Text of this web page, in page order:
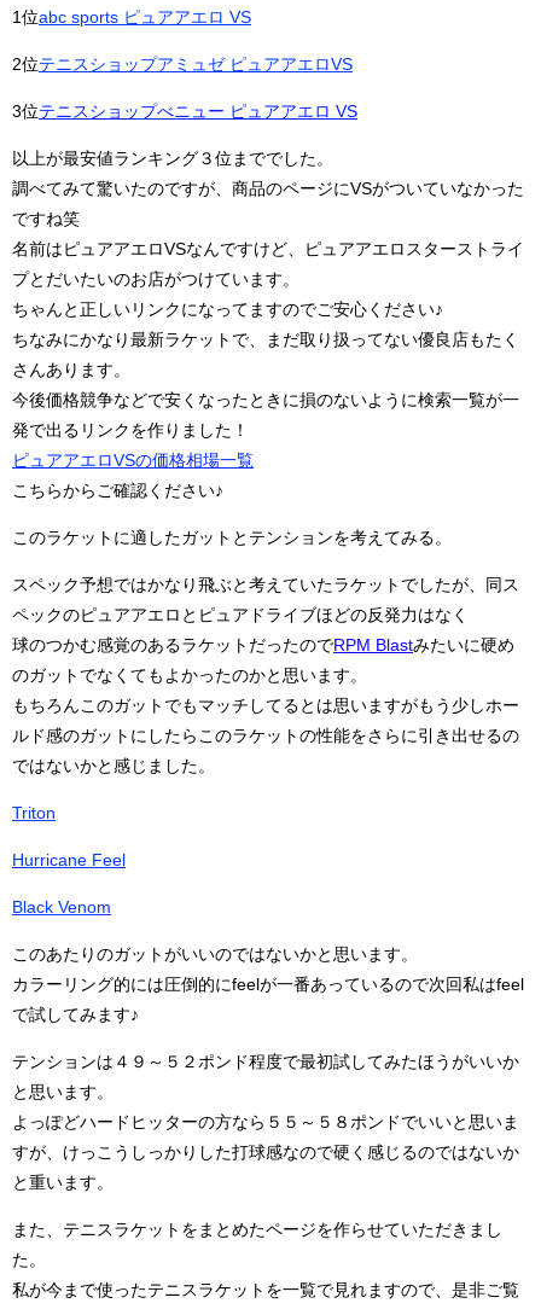
1位abc sports ピュアアエロ VS
2位テニスショップアミュゼ ピュアアエロVS
3位テニスショップべニュー ピュアアエロ VS
以上が最安値ランキング３位まででした。
調べてみて驚いたのですが、商品のページにVSがついていなかった
ですね笑
名前はピュアアエロVSなんですけど、ピュアアエロスターストライ
プとだいたいのお店がつけています。
ちゃんと正しいリンクになってますのでご安心ください♪
ちなみにかなり最新ラケットで、まだ取り扱ってない優良店もたく
さんあります。
今後価格競争などで安くなったときに損のないように検索一覧が一
発で出るリンクを作りました！
ピュアアエロVSの価格相場一覧
こちらからご確認ください♪
このラケットに適したガットとテンションを考えてみる。
スペック予想ではかなり飛ぶと考えていたラケットでしたが、同ス
ペックのピュアアエロとピュアドライブほどの反発力はなく
球のつかむ感覚のあるラケットだったのでRPM Blastみたいに硬め
のガットでなくてもよかったのかと思います。
もちろんこのガットでもマッチしてるとは思いますがもう少しホー
ルド感のガットにしたらこのラケットの性能をさらに引き出せるの
ではないかと感じました。
Triton
Hurricane Feel
Black Venom
このあたりのガットがいいのではないかと思います。
カラーリング的には圧倒的にfeelが一番あっているので次回私はfeel
で試してみます♪
テンションは４９～５２ポンド程度で最初試してみたほうがいいか
と思います。
よっぽどハードヒッターの方なら５５～５８ポンドでいいと思いま
すが、けっこうしっかりした打球感なので硬く感じるのではないか
と重います。
また、テニスラケットをまとめたページを作らせていただきまし
た。
私が今まで使ったテニスラケットを一覧で見れますので、是非ご覧